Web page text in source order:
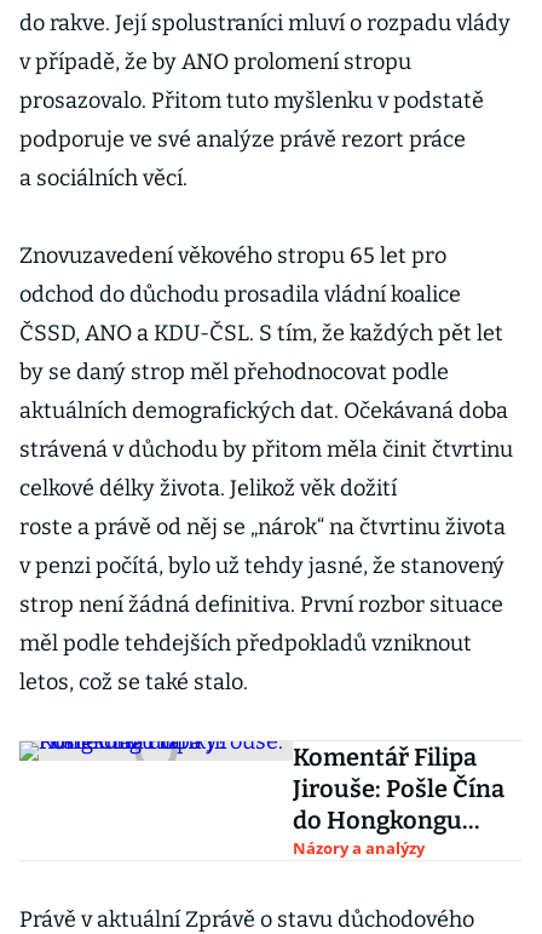
do rakve. Její spolustraníci mluví o rozpadu vlády
v případě, že by ANO prolomení stropu
prosazovalo. Přitom tuto myšlenku v podstatě
podporuje ve své analýze právě rezort práce
a sociálních věcí.
Znovuzavedení věkového stropu 65 let pro
odchod do důchodu prosadila vládní koalice
ČSSD, ANO a KDU-ČSL. S tím, že každých pět let
by se daný strop měl přehodnocovat podle
aktuálních demografických dat. Očekávaná doba
strávená v důchodu by přitom měla činit čtvrtinu
celkové délky života. Jelikož věk dožití
roste a právě od něj se „nárok“ na čtvrtinu života
v penzi počítá, bylo už tehdy jasné, že stanovený
strop není žádná definitiva. První rozbor situace
měl podle tehdejších předpokladů vzniknout
letos, což se také stalo.
Komentář Filipa
Jirouše: Pošle Čína
do Hongkongu
tanky?
Názory a analýzy
Právě v aktuální Zprávě o stavu důchodového